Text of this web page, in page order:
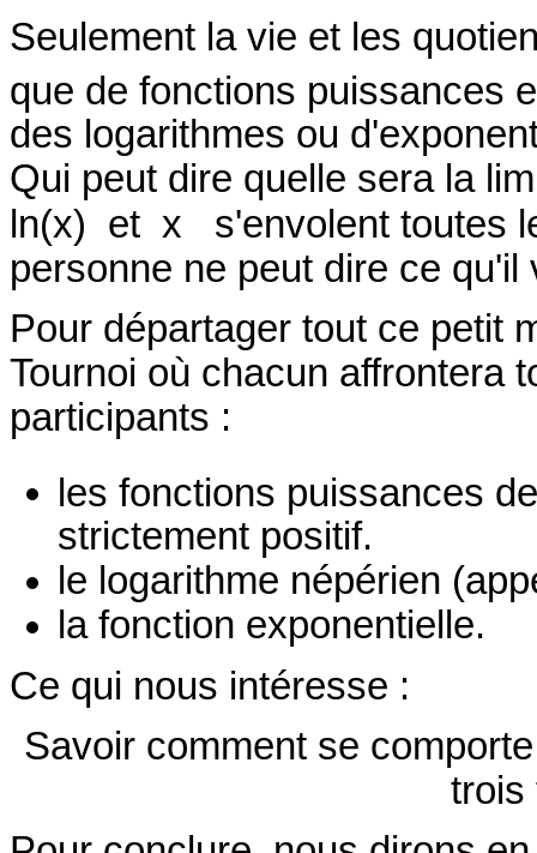
Seulement la vie et les
que de fonctions puissances
des logarithmes ou
Qui peut dire quelle sera la
ln(x) et x s'envolent toutes
personne ne peut dire ce
Pour départager tout ce petit
Tournoi où chacun affrontera
participants :
les fonctions puissances
strictement positif.
le logarithme népérien
la fonction exponentielle.
Ce qui nous intéresse :
Savoir comment se
trois